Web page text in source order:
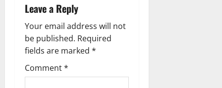
v
i
g
a
Leave a Reply
Your email address will not
be published. Required
fields are marked *
Comment*